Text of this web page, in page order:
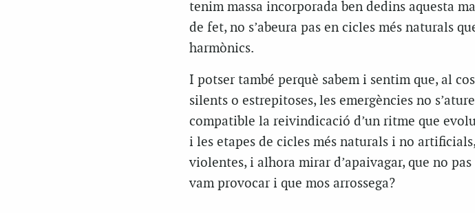
tenim massa incorporada ben dedins aquesta
de fet, no s’abeura pas en cicles més naturals
harmònics.
I potser també perquè sabem i sentim que, al
silents o estrepitoses, les emergències no
compatible la reivindicació d’un ritme que
i les etapes de cicles més naturals i no
violentes, i alhora mirar d’apaivagar, que no
vam provocar i que mos arrossega?